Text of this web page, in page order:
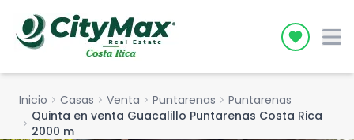
Icon
Inicio chevron_right Casas chevron_right Venta chevron_right Puntarenas chevron_right Puntarenas
chevron_right Quinta en venta Guacalillo Puntarenas Costa Rica
2000 m